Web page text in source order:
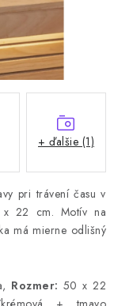
pri trávení času v
x 22 cm. Motív na
má mierne odlišný
Rozmer: 50 x 22
+ ďalšie (1)